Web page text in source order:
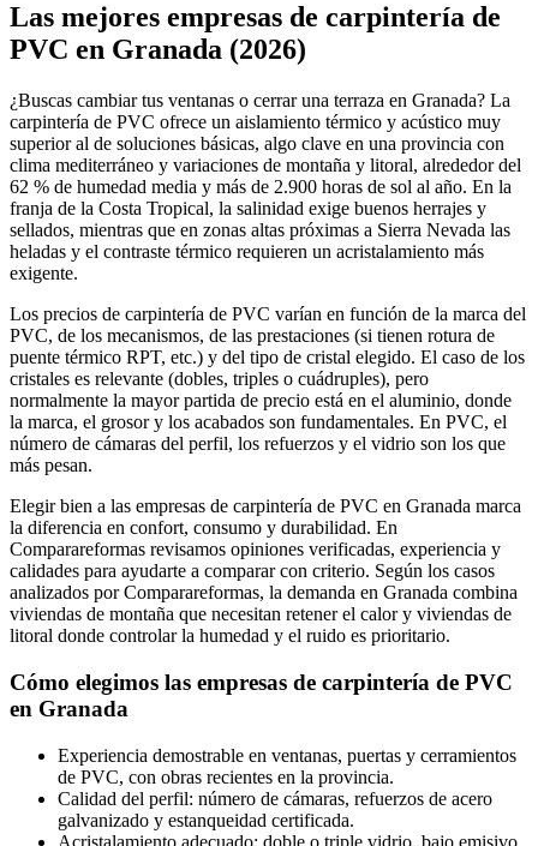
Las mejores empresas de carpintería de
PVC en Granada (2026)
¿Buscas cambiar tus ventanas o cerrar una terraza en Granada? La
carpintería de PVC ofrece un aislamiento térmico y acústico muy
superior al de soluciones básicas, algo clave en una provincia con
clima mediterráneo y variaciones de montaña y litoral, alrededor del
62 % de humedad media y más de 2.900 horas de sol al año. En la
franja de la Costa Tropical, la salinidad exige buenos herrajes y
sellados, mientras que en zonas altas próximas a Sierra Nevada las
heladas y el contraste térmico requieren un acristalamiento más
exigente.
Los precios de carpintería de PVC varían en función de la marca del
PVC, de los mecanismos, de las prestaciones (si tienen rotura de
puente térmico RPT, etc.) y del tipo de cristal elegido. El caso de los
cristales es relevante (dobles, triples o cuádruples), pero
normalmente la mayor partida de precio está en el aluminio, donde
la marca, el grosor y los acabados son fundamentales. En PVC, el
número de cámaras del perfil, los refuerzos y el vidrio son los que
más pesan.
Elegir bien a las empresas de carpintería de PVC en Granada marca
la diferencia en confort, consumo y durabilidad. En
Comparareformas revisamos opiniones verificadas, experiencia y
calidades para ayudarte a comparar con criterio. Según los casos
analizados por Comparareformas, la demanda en Granada combina
viviendas de montaña que necesitan retener el calor y viviendas de
litoral donde controlar la humedad y el ruido es prioritario.
Cómo elegimos las empresas de carpintería de PVC
en Granada
Experiencia demostrable en ventanas, puertas y cerramientos
de PVC, con obras recientes en la provincia.
Calidad del perfil: número de cámaras, refuerzos de acero
galvanizado y estanqueidad certificada.
Acristalamiento adecuado: doble o triple vidrio, bajo emisivo